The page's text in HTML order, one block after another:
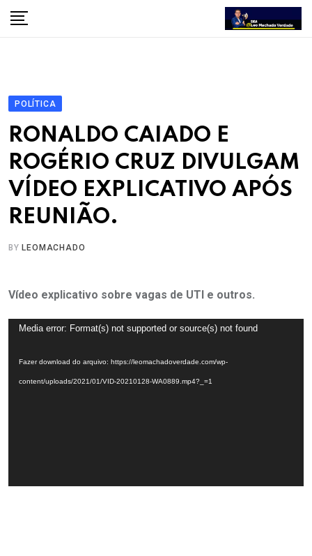
Skip
POLÍTICA
RONALDO CAIADO E
ROGÉRIO CRUZ DIVULGAM
VÍDEO EXPLICATIVO APÓS
REUNIÃO.
BYLEOMACHADO
Vídeo explicativo sobre vagas de UTI e outros.
Tocador
vídeo
Media error: Format(s) not supported or source(s) not found
Fazer download do arquivo: https://leomachadoverdade.com/wp-
content/uploads/2021/01/VID-20210128-WA0889.mp4?_=1